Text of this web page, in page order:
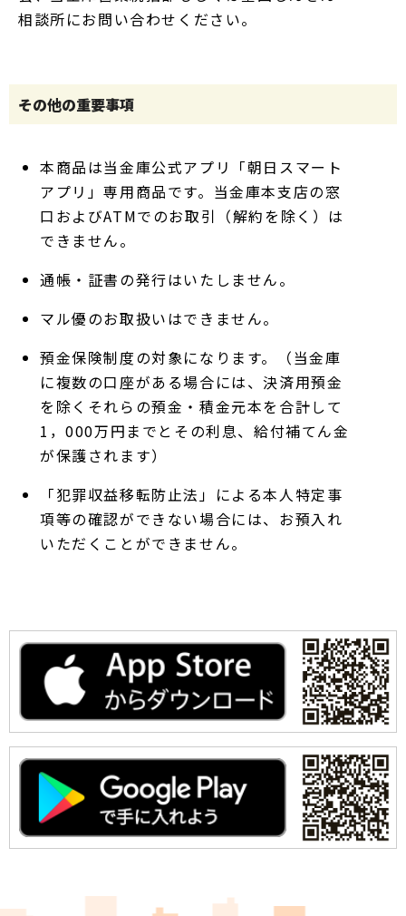
相談所にお問い合わせください。
その他の重要事項
本商品は当金庫公式アプリ「朝日スマート
アプリ」専用商品です。当金庫本支店の窓
口およびATMでのお取引（解約を除く）は
できません。
通帳・証書の発行はいたしません。
マル優のお取扱いはできません。
預金保険制度の対象になります。（当金庫
に複数の口座がある場合には、決済用預金
を除くそれらの預金・積金元本を合計して
1，000万円までとその利息、給付補てん金
が保護されます）
「犯罪収益移転防止法」による本人特定事
項等の確認ができない場合には、お預入れ
いただくことができません。